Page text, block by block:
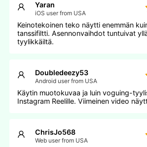
Yaran
iOS user from USA
Keinotekoinen teko näytti enemmän
tanssifiltti. Asennonvaihdot tuntuivat
tyylikkäiltä.
Doubledeezy53
Android user from USA
Käytin muotokuvaa ja luin voguing-
Instagram Reelille. Viimeinen video
ChrisJo568
Web user from USA